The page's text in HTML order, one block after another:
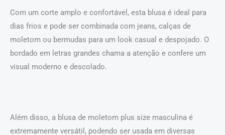
Com um corte amplo e confortável, esta blusa é ideal para
dias frios e pode ser combinada com jeans, calças de
moletom ou bermudas para um look casual e despojado. O
bordado em letras grandes chama a atenção e confere um
visual moderno e descolado.
Além disso, a blusa de moletom plus size masculina é
extremamente versátil, podendo ser usada em diversas